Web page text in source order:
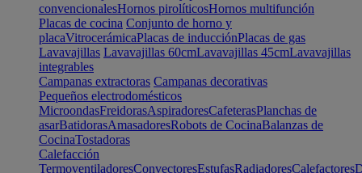
convencionalesHornos pirolíticosHornos multifunción
Placas de cocina Conjunto de horno y
placaVitrocerámicaPlacas de inducciónPlacas de gas
Lavavajillas Lavavajillas 60cmLavavajillas 45cmLavavajillas
integrables
Campanas extractoras Campanas decorativas
Pequeños electrodomésticos
MicroondasFreidorasAspiradoresCafeterasPlanchas de
asarBatidorasAmasadoresRobots de CocinaBalanzas de
CocinaTostadoras
Calefacción
TermoventiladoresConvectoresEstufasRadiadoresCalefactores